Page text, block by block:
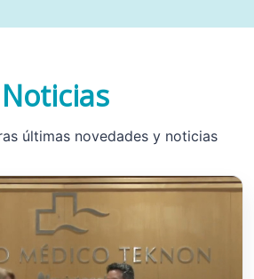
Noticias
últimas novedades y noticias